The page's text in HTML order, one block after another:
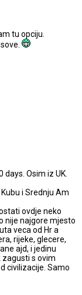
tu opciju.
Osim iz UK.
i Srednju Am
ovdje neko
nije najgore mjesto
veca od Hr a
rijeke, glecere,
ajd, i jedinu
zagusti s ovim
civilizacije. Samo